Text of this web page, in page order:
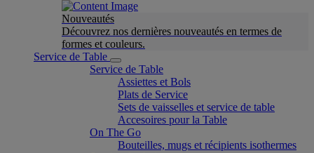
Nouveautés
Découvrez nos dernières nouveautés en termes de
formes et couleurs.
Service de Table
Service de Table
Assiettes et Bols
Plats de Service
Sets de vaisselles et service de table
Accesoires pour la Table
On The Go
Bouteilles, mugs et récipients isothermes